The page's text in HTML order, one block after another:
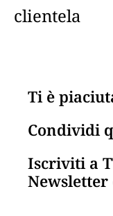
clientela
Ti è
Condividi
Iscriviti a